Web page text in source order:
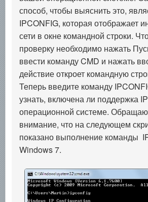
способ, чтобы выяснить это,
IPCONFIG, которая отображает
сети в окне командной строки.
проверку необходимо нажать
ввести команду CMD и нажать
действие откроет командную
Теперь введите команду
узнать, включена ли поддержка
операционной системе.
внимание, что на следующем
показано выполнение команды
Windows 7.